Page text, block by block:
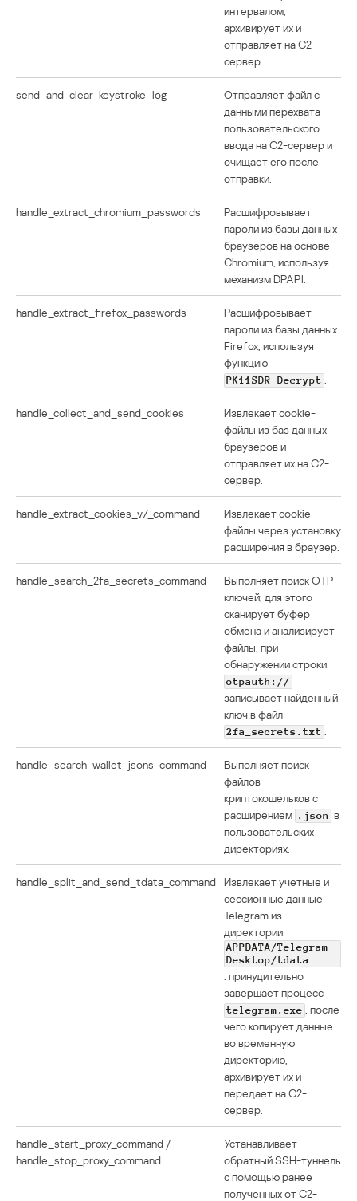
интервалом,
архивирует их и
отправляет на C2-
сервер.
send_and_clear_keystroke_log
Отправляет файл с
данными перехвата
пользовательского
ввода на C2-сервер и
очищает его после
отправки.
handle_extract_chromium_passwords
Расшифровывает
пароли из базы данных
браузеров на основе
Chromium, используя
механизм DPAPI.
handle_extract_firefox_passwords
Расшифровывает
пароли из базы данных
Firefox, используя
функцию
PK11SDR_Decrypt
handle_collect_and_send_cookies
Извлекает cookie-
файлы из баз данных
браузеров и
отправляет их на C2-
сервер.
handle_extract_cookies_v7_command
Извлекает cookie-
файлы через установку
расширения в браузер.
handle_search_2fa_secrets_command
Выполняет поиск OTP-
ключей; для этого
сканирует буфер
обмена и анализирует
файлы, при
обнаружении строки
otpauth://
записывает найденный
ключ в файл
2fa_secrets.txt
handle_search_wallet_jsons_command
Выполняет поиск
файлов
криптокошельков с
расширением .json в
пользовательских
директориях.
handle_split_and_send_tdata_command Извлекает учетные и
сессионные данные
Telegram из
директории
APPDATA/Telegram
Desktop/tdata
: принудительно
завершает процесс
telegram.exe
, после
чего копирует данные
во временную
директорию,
архивирует их и
передает на C2-
сервер.
handle_start_proxy_command /
handle_stop_proxy_command
Устанавливает
обратный SSH-туннель
с помощью ранее
полученных от C2-